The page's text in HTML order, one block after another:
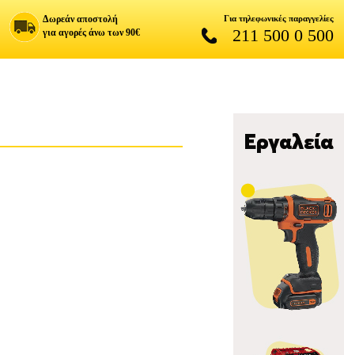
Δωρεάν αποστολή
για αγορές άνω των 90€
Για τηλεφωνικές παραγγελίες
211 500 0 500